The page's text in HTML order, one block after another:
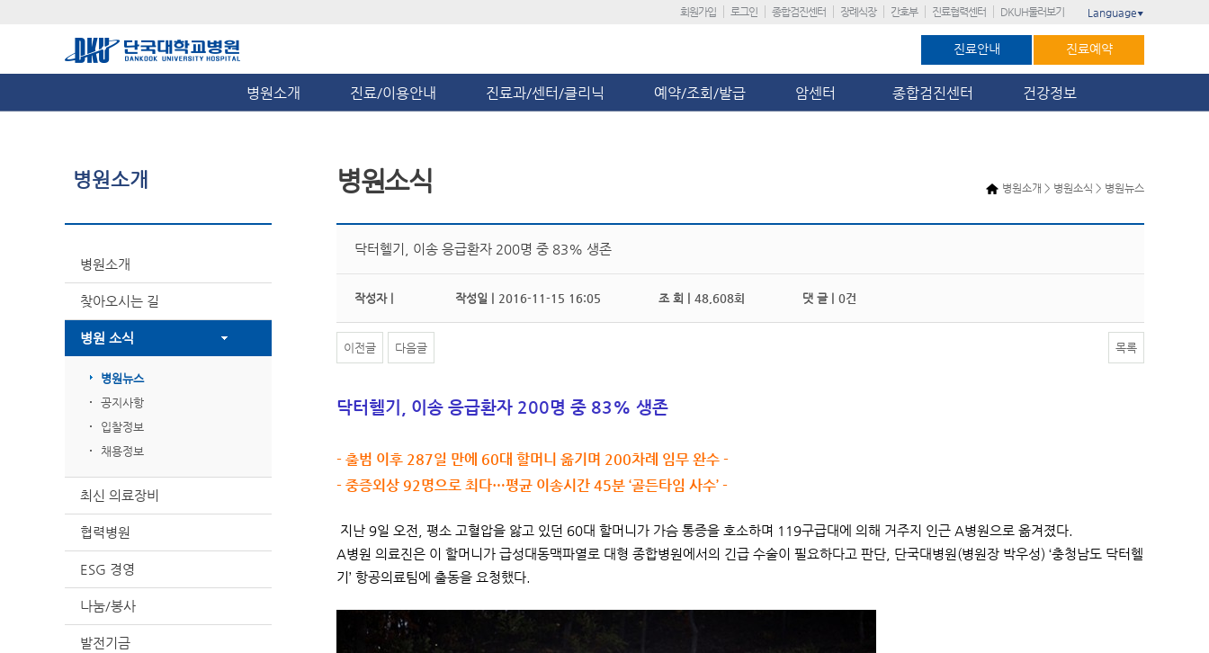
회원가입 로그인 종합검진센터 장례식장 간호부 진료협력센터 DKUH둘러보기 Language ▼
진료안내 진료예약
병원소개 진료/이용안내 진료과/센터/클리닉 예약/조회/발급 암센터 종합검진센터 건강정보
병원소개
병원소개
찾아오시는 길
병원 소식
병원뉴스
공지사항
입찰정보
채용정보
최신 의료장비
협력병원
ESG 경영
나눔/봉사
발전기금
병원소개 > 병원소식 > 병원뉴스
병원소식
닥터헬기, 이송 응급환자 200명 중 83% 생존
작성자 | 작성일 | 2016-11-15 16:05 조 회 | 48,608회 댓 글 | 0건
이전글 다음글 목록
닥터헬기, 이송 응급환자 200명 중 83% 생존
- 출범 이후 287일 만에 60대 할머니 옮기며 200차례 임무 완수 -
- 중증외상 92명으로 최다…평균 이송시간 45분 ‘골든타임 사수’ -
지난 9일 오전, 평소 고혈압을 앓고 있던 60대 할머니가 가슴 통증을 호소하며 119구급대에 의해 거주지 인근 A병원으로 옮겨졌다.
A병원 의료진은 이 할머니가 급성대동맥파열로 대형 종합병원에서의 긴급 수술이 필요하다고 판단, 단국대병원(병원장 박우성) ‘충청남도 닥터헬
기’ 항공의료팀에 출동을 요청했다.